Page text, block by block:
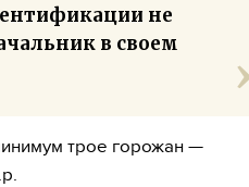
не
в своем
трое горожан —